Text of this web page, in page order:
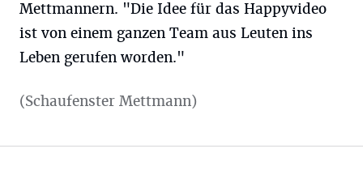
Mettmannern. "Die Idee für das Happyvideo
ist von einem ganzen Team aus Leuten ins
Leben gerufen worden."
(Schaufenster Mettmann)